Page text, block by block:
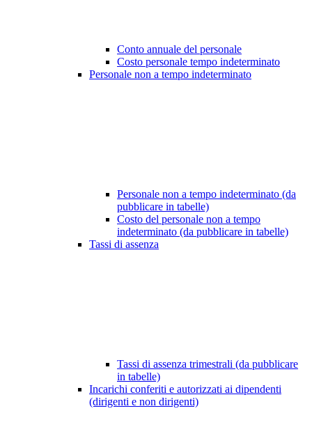
Conto annuale del personale
Costo personale tempo indeterminato
Personale non a tempo indeterminato
Personale non a tempo indeterminato (da
pubblicare in tabelle)
Costo del personale non a tempo
indeterminato (da pubblicare in tabelle)
Tassi di assenza
Tassi di assenza trimestrali (da pubblicare
in tabelle)
Incarichi conferiti e autorizzati ai dipendenti
(dirigenti e non dirigenti)